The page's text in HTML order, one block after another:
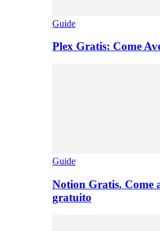
Guide
Plex Gratis: Come
Guide
Notion Gratis. Come
gratuito